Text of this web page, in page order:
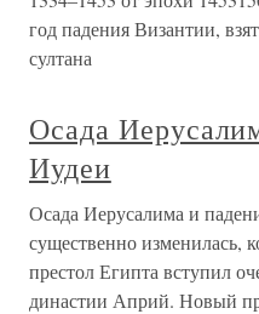
год падения Византии,
султана
Осада
Иудеи
Осада Иерусалима и
существенно изменилась,
престол Египта вступил
династии Априй. Новый